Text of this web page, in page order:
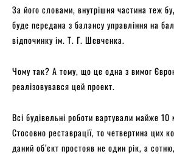
За його словами, внутрішня частина теж
буде передана з балансу управління на
відпочинку ім. Т. Г. Шевченка.
Чому так? А тому, що це одна з вимог
реалізовувався цей проект.
Всі будівельні роботи вартували майже 10
Стосовно реставрації, то четвертина цих
даний об’єкт простояв не один рік, а